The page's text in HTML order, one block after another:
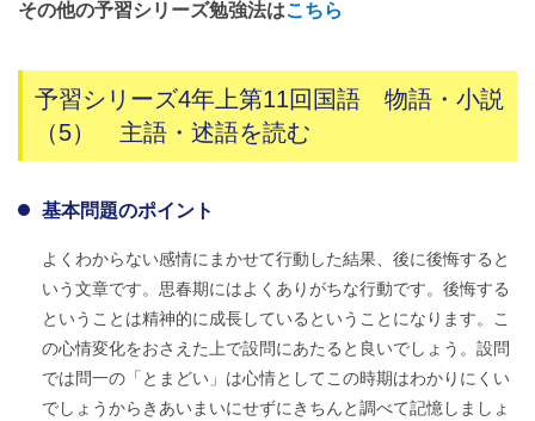
その他の予習シリーズ勉強法はこちら
予習シリーズ4年上第11回国語 物語・小説
（5） 主語・述語を読む
基本問題のポイント
よくわからない感情にまかせて行動した結果、後に後悔すると
いう文章です。思春期にはよくありがちな行動です。後悔する
ということは精神的に成長しているということになります。こ
の心情変化をおさえた上で設問にあたると良いでしょう。設問
では問一の「とまどい」は心情としてこの時期はわかりにくい
でしょうからきあいまいにせずにきちんと調べて記憶しましょ